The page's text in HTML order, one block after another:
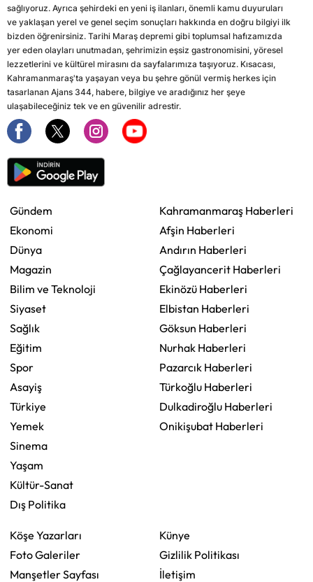
sağlıyoruz. Ayrıca şehirdeki en yeni iş ilanları, önemli kamu duyuruları
ve yaklaşan yerel ve genel seçim sonuçları hakkında en doğru bilgiyi ilk
bizden öğrenirsiniz. Tarihi Maraş depremi gibi toplumsal hafızamızda
yer eden olayları unutmadan, şehrimizin eşsiz gastronomisini, yöresel
lezzetlerini ve kültürel mirasını da sayfalarımıza taşıyoruz. Kısacası,
Kahramanmaraş'ta yaşayan veya bu şehre gönül vermiş herkes için
tasarlanan Ajans 344, habere, bilgiye ve aradığınız her şeye
ulaşabileceğiniz tek ve en güvenilir adrestir.
Gündem
Ekonomi
Dünya
Magazin
Bilim ve Teknoloji
Siyaset
Sağlık
Eğitim
Spor
Asayiş
Türkiye
Yemek
Sinema
Yaşam
Kültür-Sanat
Dış Politika
Kahramanmaraş Haberleri
Afşin Haberleri
Andırın Haberleri
Çağlayancerit Haberleri
Ekinözü Haberleri
Elbistan Haberleri
Göksun Haberleri
Nurhak Haberleri
Pazarcık Haberleri
Türkoğlu Haberleri
Dulkadiroğlu Haberleri
Onikişubat Haberleri
Köşe Yazarları
Foto Galeriler
Manşetler Sayfası
Künye
Gizlilik Politikası
İletişim